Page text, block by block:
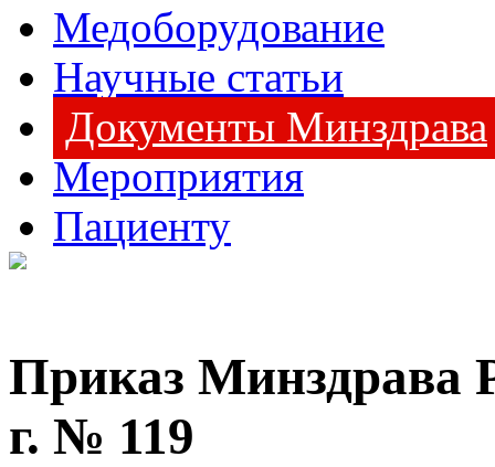
Медоборудование
Научные статьи
Документы Минздрава
Мероприятия
Пациенту
Приказ Минздрава
г. № 119